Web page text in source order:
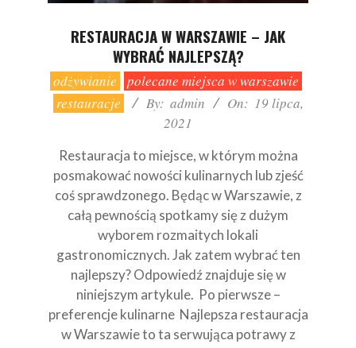
RESTAURACJA W WARSZAWIE – JAK
WYBRAĆ NAJLEPSZĄ?
2021-
07-
19
odżywianie
polecane miejsca w warszawie
restauracje
By: admin On: 19 lipca,
2021
Restauracja to miejsce, w którym można
posmakować nowości kulinarnych lub zjeść
coś sprawdzonego. Będąc w Warszawie, z
całą pewnością spotkamy się z dużym
wyborem rozmaitych lokali
gastronomicznych. Jak zatem wybrać ten
najlepszy? Odpowiedź znajduje się w
niniejszym artykule. Po pierwsze –
preferencje kulinarne Najlepsza restauracja
w Warszawie to ta serwująca potrawy z